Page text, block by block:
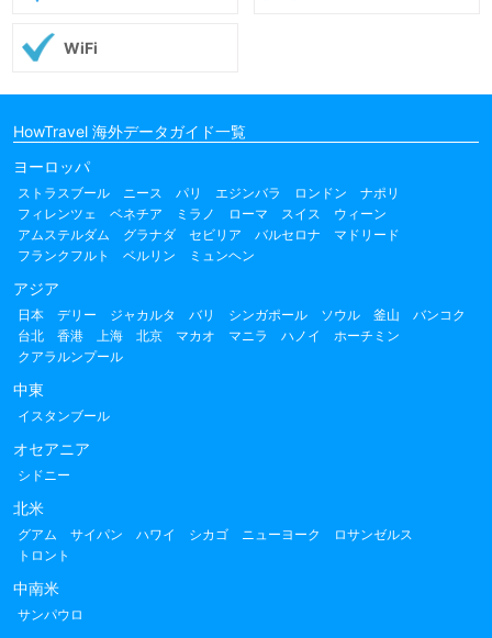
WiFi
HowTravel 海外データガイド一覧
ヨーロッパ
ストラスブール ニース パリ エジンバラ ロンドン
ナポリ
フィレンツェ
ベネチア ミラノ ローマ スイス
ウィーン
アムステルダム
グラナダ セビリア バルセロナ
マドリード
フランクフルト
ベルリン ミュンヘン
アジア
日本 デリー ジャカルタ バリ シンガポール ソウル 釜山
バンコク
台北
香港 上海 北京 マカオ マニラ ハノイ
ホーチミン
クアラルンプール
中東
イスタンブール
オセアニア
シドニー
北米
グアム サイパン ハワイ シカゴ ニューヨーク
ロサンゼルス
トロント
中南米
サンパウロ